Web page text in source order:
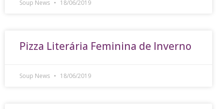
Soup News 18/06/2019
Pizza Literária Feminina de Inverno
Soup News 18/06/2019